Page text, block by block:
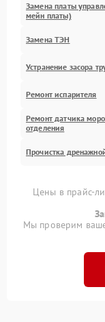
Замена платы
мейн платы)
Замена ТЭН
Устранение засора
Ремонт испарителя
Ремонт датчика
отделения
Прочистка
Цены в прайс-
Мы проверим